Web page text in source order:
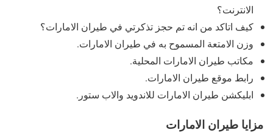
الانترنت؟
كيف اتاكد من انه تم حجز تذكرتي في طيران الامارات؟
وزن الامتعة المسموح به في طيران الامارات.
مكاتب طيران الامارات المحلية.
رابط موقع طيران الامارات.
ابليكشن طيران الامارات للاندويد والاب ستور.
مزايا طيران الامارات